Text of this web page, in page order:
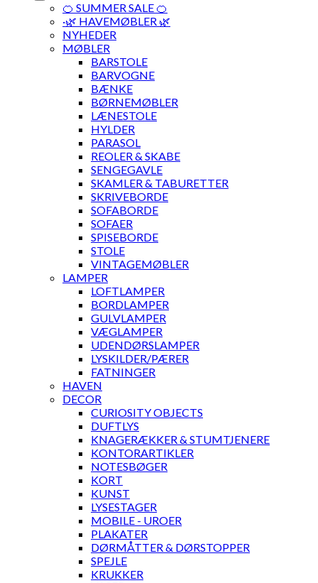
🍊 SUMMER SALE 🍊
·🌿 HAVEMØBLER 🌿
NYHEDER
MØBLER
BARSTOLE
BARVOGNE
BÆNKE
BØRNEMØBLER
LÆNESTOLE
HYLDER
PARASOL
REOLER & SKABE
SENGEGAVLE
SKAMLER & TABURETTER
SKRIVEBORDE
SOFABORDE
SOFAER
SPISEBORDE
STOLE
VINTAGEMØBLER
LAMPER
LOFTLAMPER
BORDLAMPER
GULVLAMPER
VÆGLAMPER
UDENDØRSLAMPER
LYSKILDER/PÆRER
FATNINGER
HAVEN
DECOR
CURIOSITY OBJECTS
DUFTLYS
KNAGERÆKKER & STUMTJENERE
KONTORARTIKLER
NOTESBØGER
KORT
KUNST
LYSESTAGER
MOBILE - UROER
PLAKATER
DØRMÅTTER & DØRSTOPPER
SPEJLE
KRUKKER